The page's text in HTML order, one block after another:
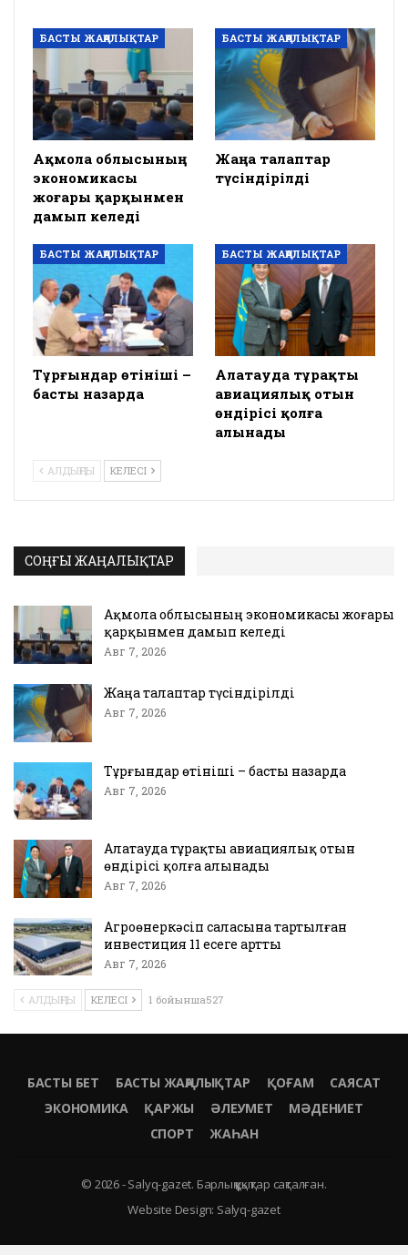
БАСТЫ ЖАҢАЛЫҚТАР
Ақмола облысының
экономикасы
жоғары қарқынмен
дамып келеді
БАСТЫ ЖАҢАЛЫҚТАР
Жаңа талаптар
түсіндірілді
БАСТЫ ЖАҢАЛЫҚТАР
Тұрғындар өтініші –
басты назарда
БАСТЫ ЖАҢАЛЫҚТАР
Алатауда тұрақты
авиациялық отын
өндірісі қолға
алынады
АЛДЫҢҒЫ КЕЛЕСІ
СОҢҒЫ ЖАҢАЛЫҚТАР
Ақмола облысының экономикасы жоғары
қарқынмен дамып келеді
Авг 7, 2026
Жаңа талаптар түсіндірілді
Авг 7, 2026
Тұрғындар өтініші – басты назарда
Авг 7, 2026
Алатауда тұрақты авиациялық отын
өндірісі қолға алынады
Авг 7, 2026
Агроөнеркәсіп саласына тартылған
инвестиция 11 есеге артты
Авг 7, 2026
АЛДЫҢҒЫ КЕЛЕСІ 1 бойынша527
БАСТЫ БЕТ БАСТЫ ЖАҢАЛЫҚТАР ҚОҒАМ
САЯСАТ
ЭКОНОМИКА
ҚАРЖЫ ӘЛЕУМЕТ
МӘДЕНИЕТ
СПОРТ
ЖАҺАН
© 2026 - Salyq-gazet. Барлық құқықтар сақталған.
Website Design: Salyq-gazet